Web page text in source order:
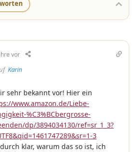
vor
Karin
sehr bekannt vor! Hier ein
www.amazon.de/Liebe-
%C3%BCbergrosse-
dp/3894034130/ref=sr_1_3?
3
klar, warum das so ist, ich